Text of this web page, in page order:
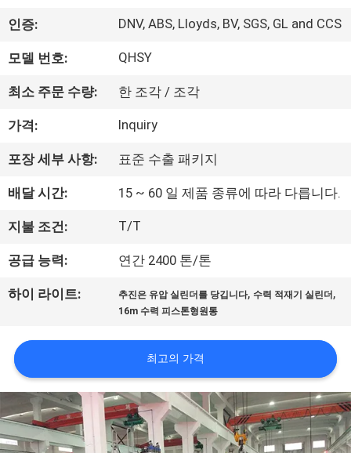
비
디
우
리
에
관
한
것
공
장
투
어
인증: DNV, ABS, Lloyds, BV, SGS, GL and CCS
모델 번호: QHSY
최소 주문 수량: 한 조각 / 조각
가격: Inquiry
포장 세부 사항: 표준 수출 패키지
배달 시간: 15 ~ 60 일 제품 종류에 따라 다릅니다.
지불 조건: T/T
공급 능력: 연간 2400 톤/톤
하이 라이트: 추진은 유압 실린더를 당깁니다, 수력 적재기 실린더 ,
16m 수력 피스톤형원통
최고의 가격